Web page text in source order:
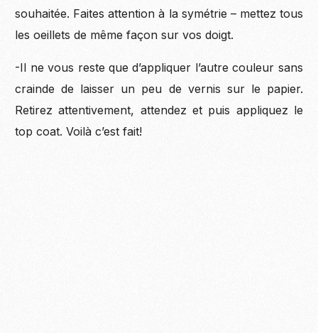
souhaitée. Faites attention à la symétrie – mettez tous
les oeillets de même façon sur vos doigt.
-Il ne vous reste que d’appliquer l’autre couleur sans
crainde de laisser un peu de vernis sur le papier.
Retirez attentivement, attendez et puis appliquez le
top coat. Voilà c’est fait!